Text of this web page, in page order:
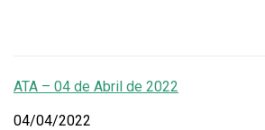
ATA – 04 de Abril de 2022
04/04/2022